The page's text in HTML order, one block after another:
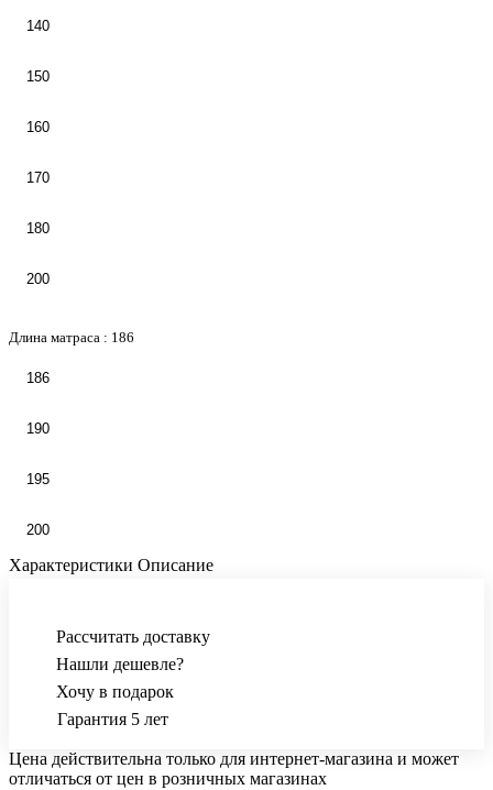
140
150
160
170
180
200
Длина матраса : 186
186
190
195
200
Характеристики Описание
Рассчитать доставку
Нашли дешевле?
Хочу в подарок
Гарантия 5 лет
Цена действительна только для интернет-магазина и может
отличаться от цен в розничных магазинах